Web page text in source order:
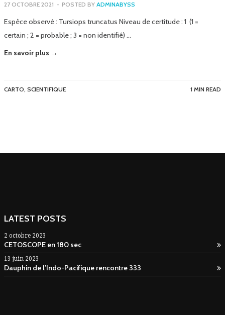
27 OCTOBRE 2021 - POSTED BY ADMINABYSS
Espèce observé : Tursiops truncatus Niveau de certitude : 1 (1 =
certain ; 2 = probable ; 3 = non identifié) …
En savoir plus →
CARTO, SCIENTIFIQUE 1 MIN READ
LATEST POSTS
2 octobre 2023
CETOSCOPE en 180 sec
13 juin 2023
Dauphin de l’Indo-Pacifique rencontre 333